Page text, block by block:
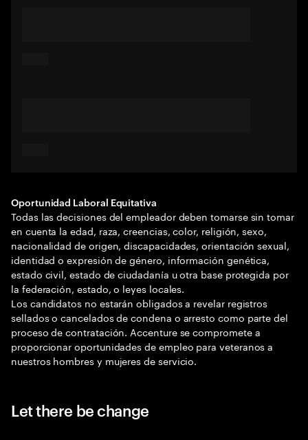
Oportunidad Laboral Equitativa
Todas las decisiones del empleador deben tomarse sin tomar
en cuenta la edad, raza, creencias, color, religión, sexo,
nacionalidad de origen, discapacidades, orientación sexual,
identidad o expresión de género, información genética,
estado civil, estado de ciudadanía u otra base protegida por
la federación, estado, o leyes locales.
Los candidatos no estarán obligados a revelar registros
sellados o cancelados de condena o arresto como parte del
proceso de contratación. Accenture se compromete a
proporcionar oportunidades de empleo para veteranos a
nuestros hombres y mujeres de servicio.
Let there be change